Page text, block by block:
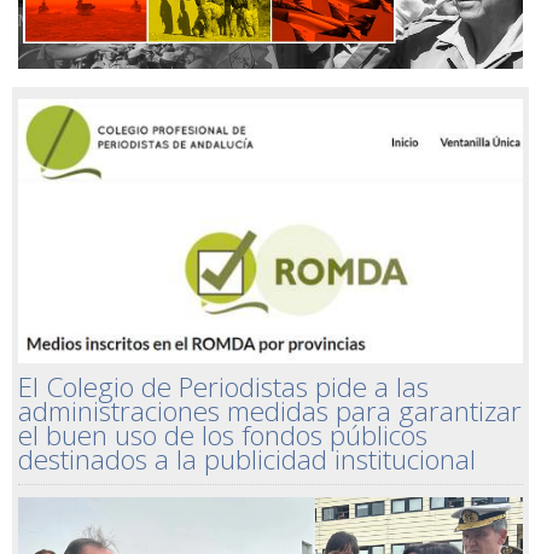
El Colegio de Periodistas pide a las
administraciones medidas para garantizar
el buen uso de los fondos públicos
destinados a la publicidad institucional